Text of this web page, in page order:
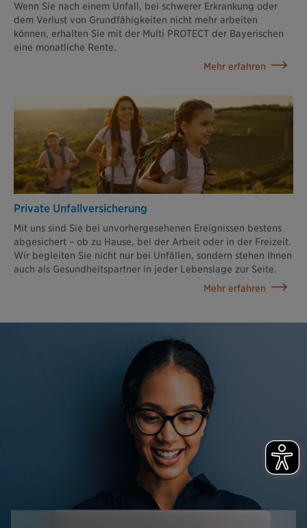
Wenn Sie nach einem Unfall, bei schwerer Erkrankung oder
dem Verlust von Grundfähigkeiten nicht mehr arbeiten
können, erhalten Sie mit der Multi PROTECT der Bayerischen
eine monatliche Rente.
Mehr erfahren
Private Unfallversicherung
Mit uns sind Sie bei unvorhergesehenen Ereignissen bestens
abgesichert – ob zu Hause, bei der Arbeit oder in der Freizeit.
Wir begleiten Sie nicht nur bei Unfällen, sondern stehen Ihnen
auch als Gesundheitspartner in jeder Lebenslage zur Seite.
Mehr erfahren